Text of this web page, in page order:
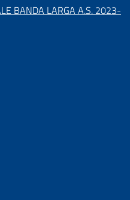
BANDA LARGA A.S. 2023-